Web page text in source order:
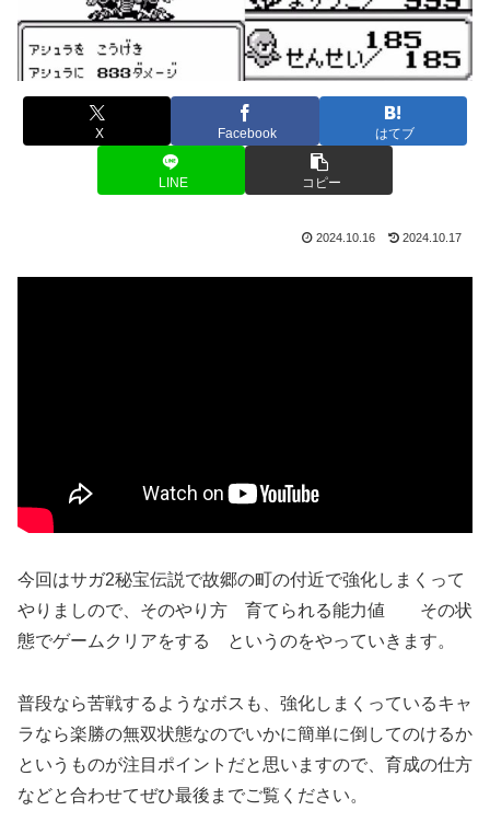
X Facebook はてブ
LINE コピー
2024.10.16 2024.10.17
今回はサガ2秘宝伝説で故郷の町の付近で強化しまくって
やりましので、そのやり方 育てられる能力値 その状
態でゲームクリアをする というのをやっていきます。
普段なら苦戦するようなボスも、強化しまくっているキャ
ラなら楽勝の無双状態なのでいかに簡単に倒してのけるか
というものが注目ポイントだと思いますので、育成の仕方
などと合わせてぜひ最後までご覧ください。